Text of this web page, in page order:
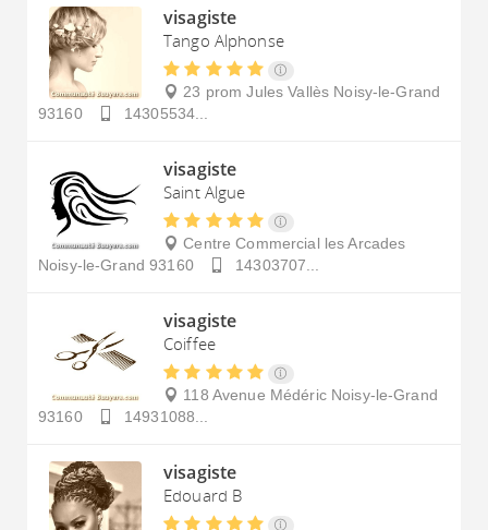
visagiste
Tango Alphonse
23 prom Jules Vallès Noisy-le-Grand
93160
14305534...
visagiste
Saint Algue
Centre Commercial les Arcades
Noisy-le-Grand 93160 14303707...
visagiste
Coiffee
118 Avenue Médéric Noisy-le-Grand
93160
14931088...
visagiste
Edouard B